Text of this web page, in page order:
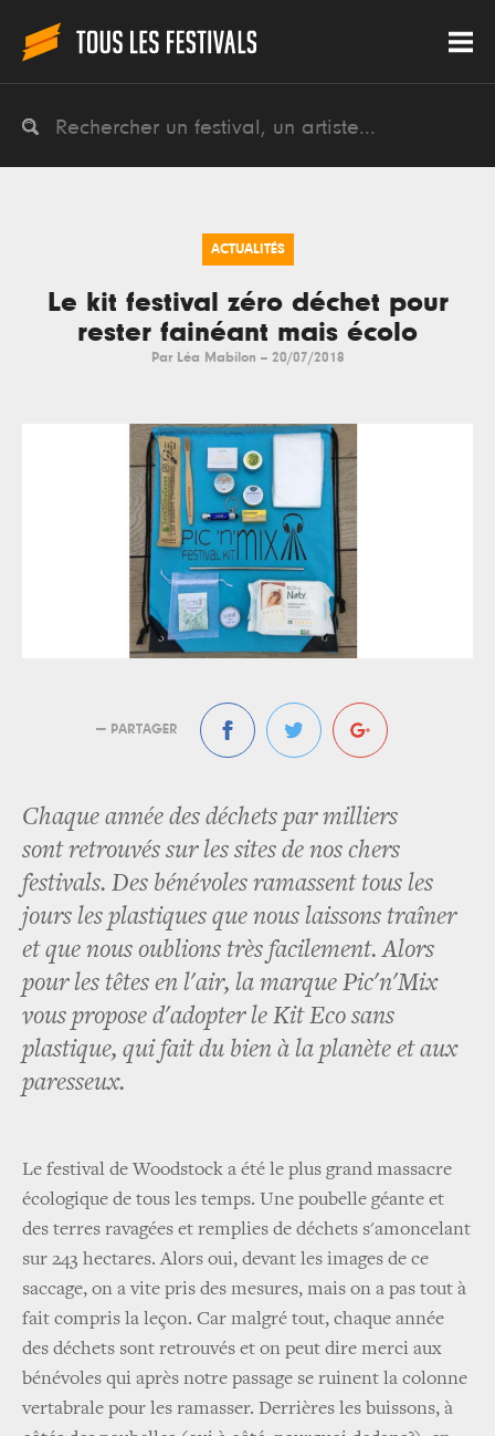
ACTUALITÉS
Le kit festival zéro déchet pour
rester fainéant mais écolo
Par Léa Mabilon -- 20/07/2018
— PARTAGER
Chaque année des déchets par milliers
sont retrouvés sur les sites de nos chers
festivals. Des bénévoles ramassent tous les
jours les plastiques que nous laissons traîner
et que nous oublions très facilement. Alors
pour les têtes en l'air, la marque Pic'n'Mix
vous propose d'adopter le Kit Eco sans
plastique, qui fait du bien à la planète et aux
paresseux.
Le festival de Woodstock a été le plus grand massacre
écologique de tous les temps. Une poubelle géante et
des terres ravagées et remplies de déchets s'amoncelant
sur 243 hectares. Alors oui, devant les images de ce
saccage, on a vite pris des mesures, mais on a pas tout à
fait compris la leçon. Car malgré tout, chaque année
des déchets sont retrouvés et on peut dire merci aux
bénévoles qui après notre passage se ruinent la colonne
vertabrale pour les ramasser. Derrières les buissons, à